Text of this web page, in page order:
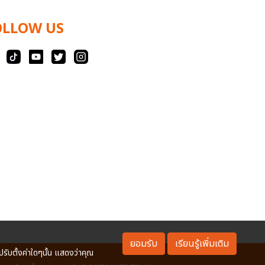
US
รับตั้งค่าใดๆนั้น แสดงว่าคุณ
ยอมรับ เรียนรู้เพิ่มเติม